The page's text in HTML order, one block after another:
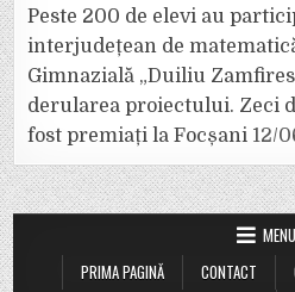
Peste 200 de elevi au
interjudețean de
Gimnazială „Duiliu
derularea proiectului. Zeci
fost premiați la Focșani 12/
MENU
PRIMA PAGINĂ
CONTACT